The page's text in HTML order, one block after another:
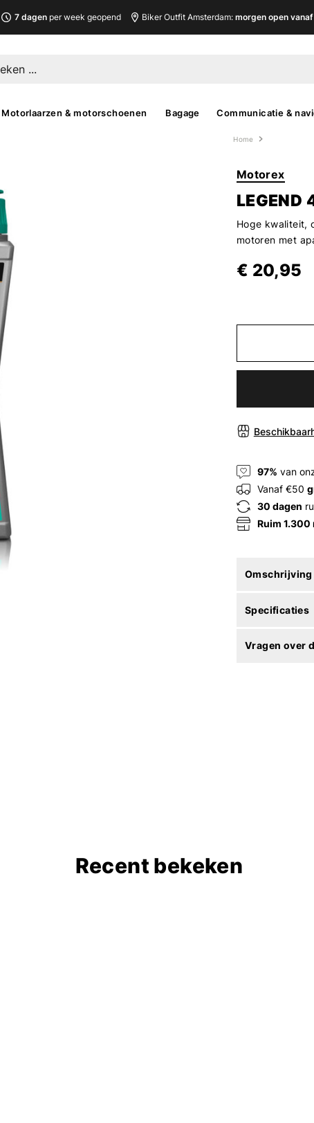
7 dagen per week geopend Biker Outfit Amsterdam:morgen open
Motorlaarzen & motorschoenen Bagage Communicatie &
Home
Motorex
Hoge kwaliteit,
motoren met
€ 20,95
97% van
Vanaf €50
30 dagen
Ruim 1.300
Omschrijving
Specificaties
Vragen over
Recent bekeken